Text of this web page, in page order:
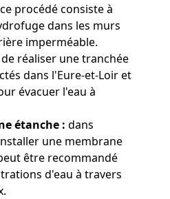
ce procédé consiste à
dans les murs
imperméable.
réaliser une tranchée
dans l'Eure-et-Loir et
évacuer l'eau à
étanche : dans
une membrane
être recommandé
d'eau à travers